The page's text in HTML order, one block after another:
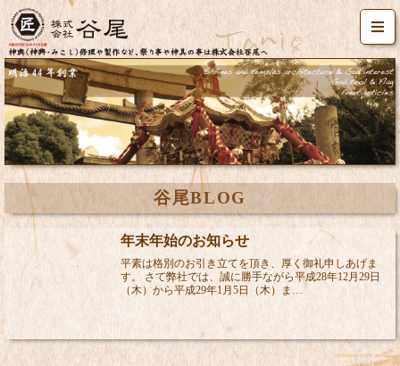
谷尾BLOG
年末年始のお知らせ
平素は格別のお引き立てを頂き、厚く御礼申しあげま
す。 さて弊社では、誠に勝手ながら平成28年12月29日
（木）から平成29年1月5日（木）ま…